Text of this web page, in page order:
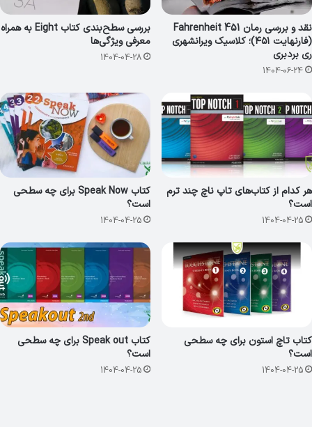
نقد و بررسی رمان Fahrenheit 451
(فارنهایت ۴۵۱)؛ کلاسیک ویرانشهری
ری بردبری
1404-06-24
بررسی سطح‌بندی کتاب Eight به همراه
معرفی ویژگی‌ها
1404-04-28
هر کدام از کتاب‌های تاپ ناچ چند ترم
است؟
1404-04-25
کتاب Speak Now برای چه سطحی
است؟
1404-04-25
کتاب تاچ استون برای چه سطحی
است؟
1404-04-25
کتاب Speak out برای چه سطحی
است؟
1404-04-25